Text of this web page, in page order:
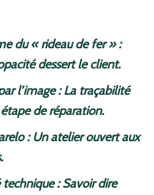
du « rideau de fer » :
dessert le client.
l’image : La traçabilité
de réparation.
: Un atelier ouvert aux
: Savoir dire